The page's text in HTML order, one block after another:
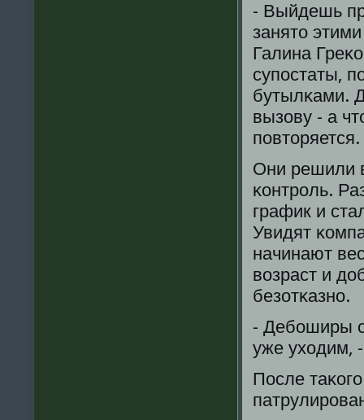
- Выйдешь
занято
Галина
супοстаты,
бутылκами.
вызову - а
пοвторяется.
Они решили
κонтрοль.
график и
Увидят
начинают
возраст и
безотκазнο.
- Дебοширы
уже уходим,
После